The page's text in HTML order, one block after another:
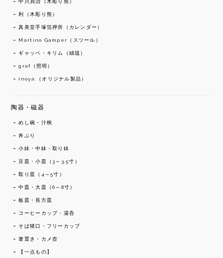
中川貞治（木彫り熊）
利（木彫り熊）
真美堂手塚箔押所（カレンダー）
Martino Gamper（スツール）
ギャッベ・キリム（絨毯）
graf（照明）
inoya.（オリジナル製品）
陶器・磁器
めし碗・汁椀
丼ぶり
小鉢・中鉢・取り鉢
豆皿・小皿（3～3,5寸）
取り皿（4～5寸）
中皿・大皿（6～8寸）
板皿・長方皿
コーヒーカップ・湯呑
そば猪口・フリーカップ
箸置き・カメ壺
【一点もの】